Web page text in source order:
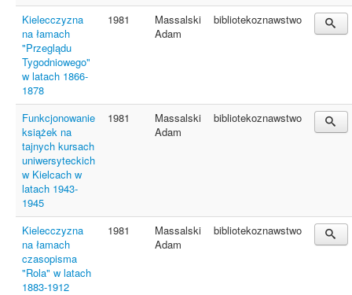
Kielecczyzna
na łamach
"Przeglądu
Tygodniowego"
w latach 1866-
1878
1981
Massalski
Adam
bibliotekoznawstwo
Funkcjonowanie
książek na
tajnych kursach
uniwersyteckich
w Kielcach w
latach 1943-
1945
1981
Massalski
Adam
bibliotekoznawstwo
Kielecczyzna
na łamach
czasopisma
"Rola" w latach
1883-1912
1981
Massalski
Adam
bibliotekoznawstwo